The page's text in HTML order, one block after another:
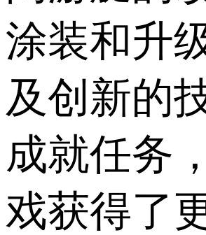
涂装和升
及创新的
成就任务
戏获得了